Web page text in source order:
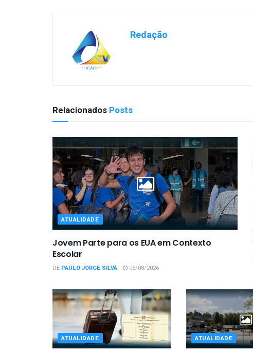
Redação
Relacionados Posts
ATUALIDADE
Jovem Parte para os EUA em Contexto
Escolar
DE PAULO JORGE SILVA 06/08/2026
ATUALIDADE ATUALIDADE